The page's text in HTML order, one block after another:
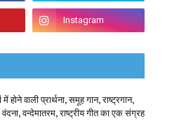
में होने वाली प्रार्थना, समूह गान, राष्ट्रगान,
वन्देमातरम, राष्ट्रीय गीत का एक संग्रह